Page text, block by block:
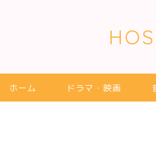
ホーム ドラマ・映画